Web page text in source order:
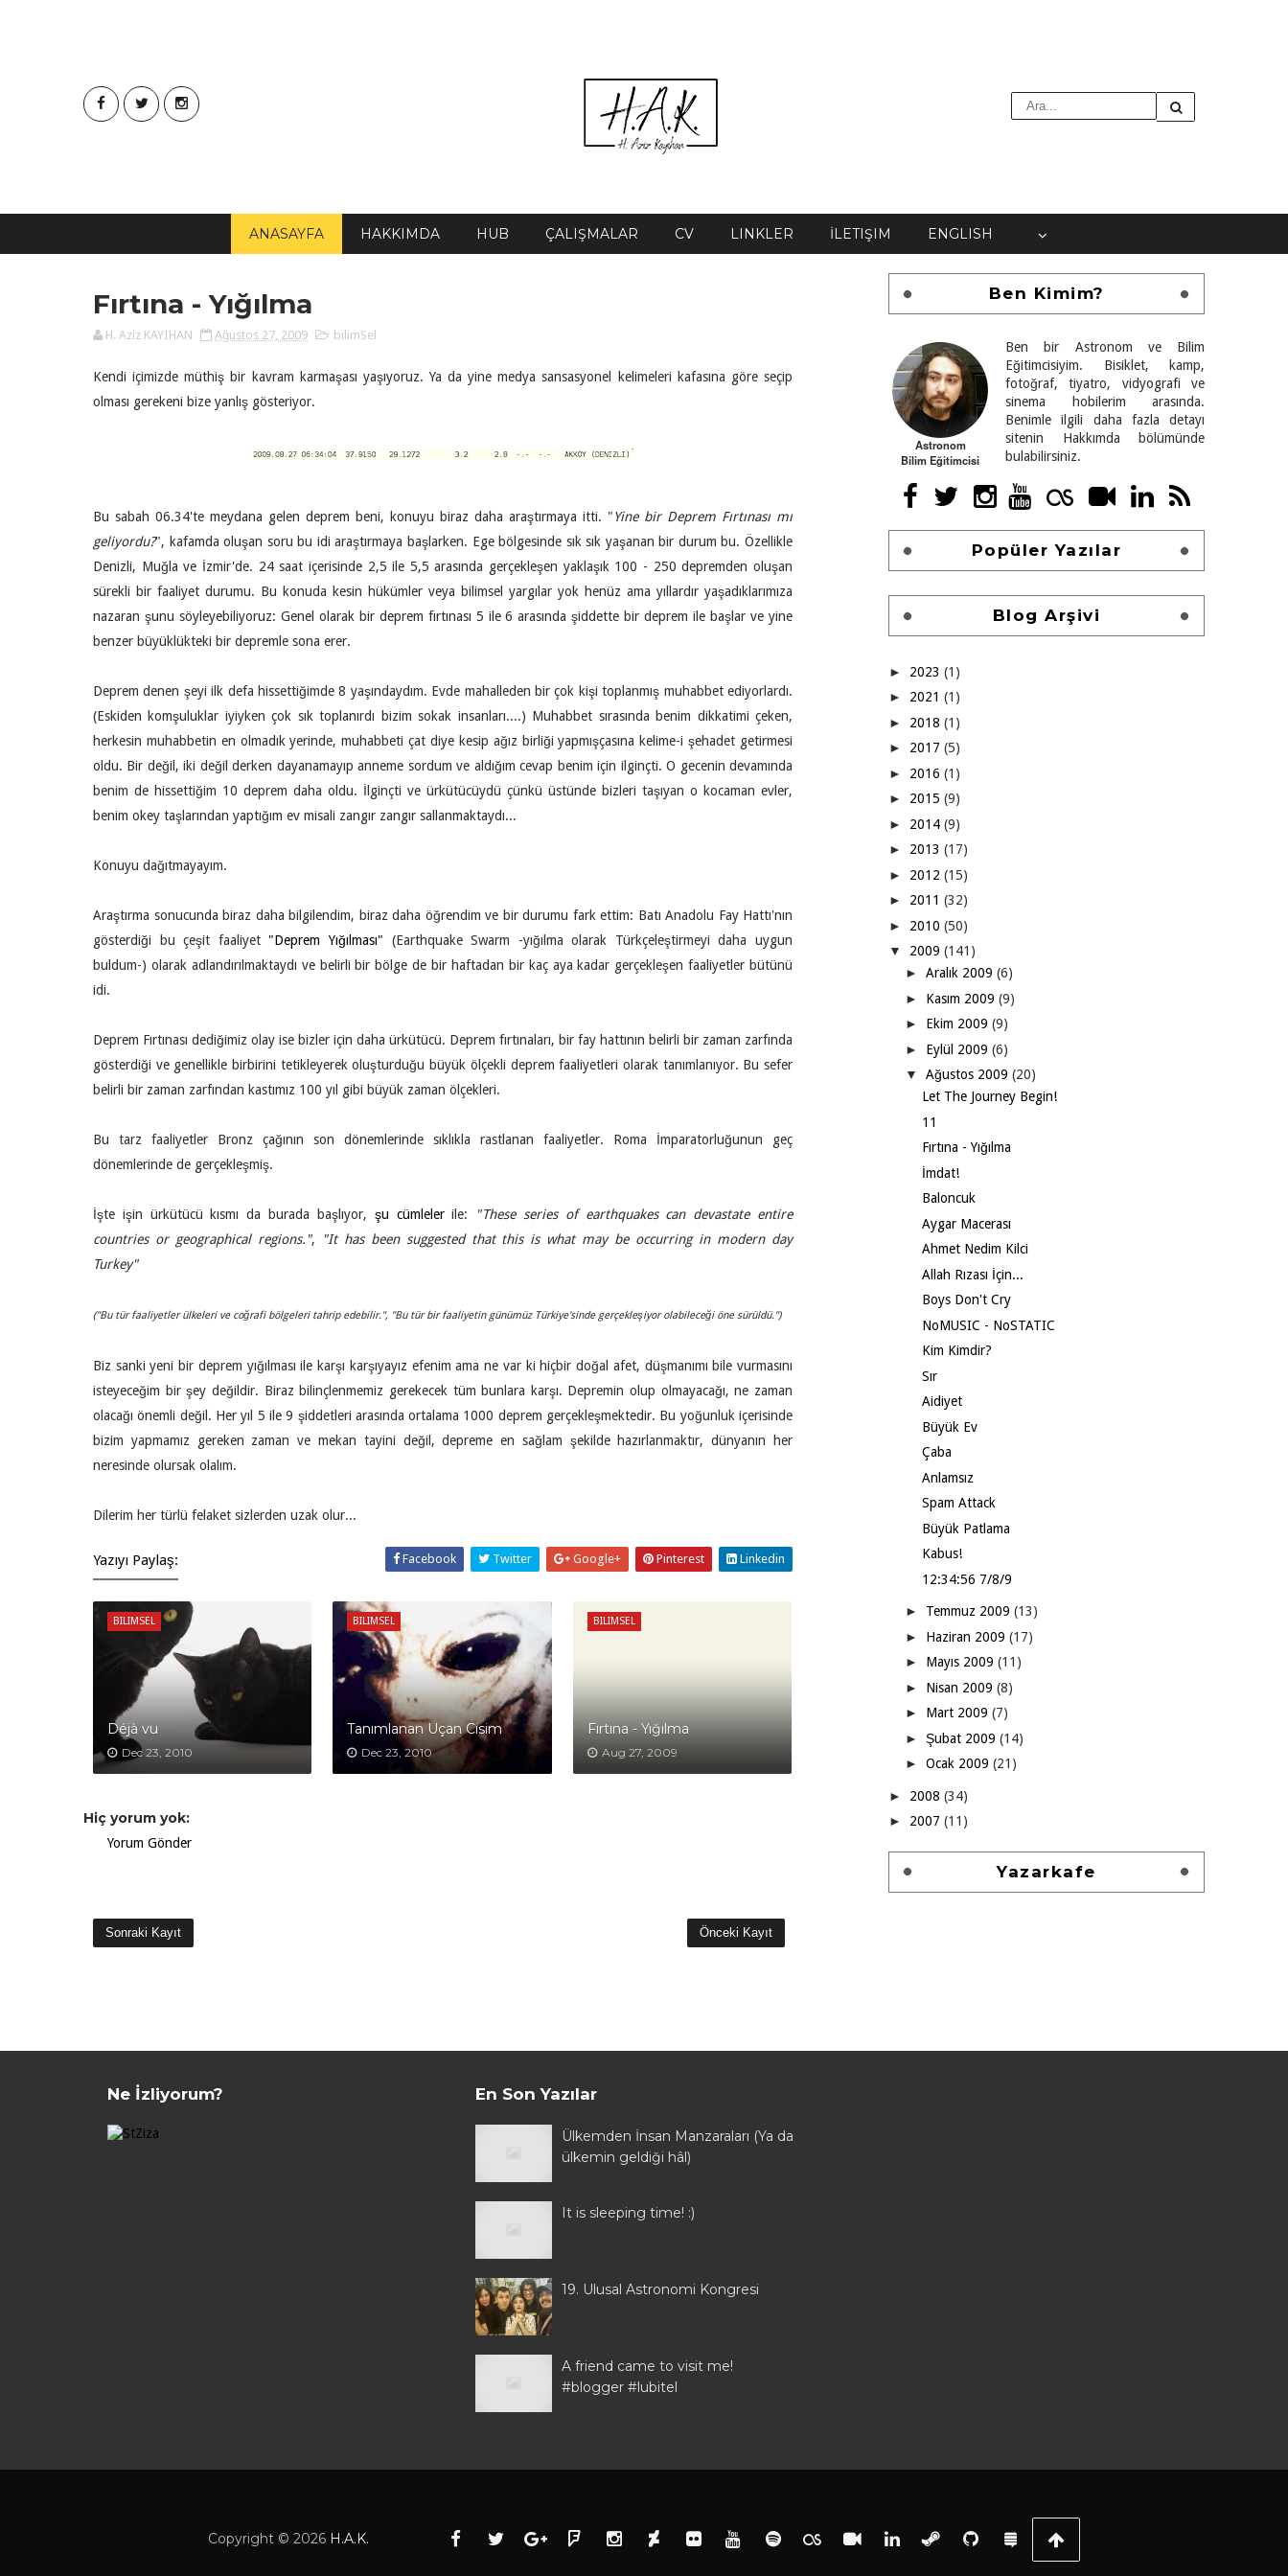
ANASAYFA HAKKIMDA HUB ÇALIŞMALAR CV LINKLER İLETIŞIM ENGLISH
Fırtına - Yığılma
H. Aziz KAYIHAN Ağustos 27, 2009 bilimSel
Kendi içimizde müthiş bir kavram karmaşası yaşıyoruz. Ya da yine medya sansasyonel kelimeleri kafasına göre seçip
olması gerekeni bize yanlış gösteriyor.
Bu sabah 06.34'te meydana gelen deprem beni, konuyu biraz daha araştırmaya itti. "Yine bir Deprem Fırtınası mı
geliyordu?", kafamda oluşan soru bu idi araştırmaya başlarken. Ege bölgesinde sık sık yaşanan bir durum bu. Özellikle
Denizli, Muğla ve İzmir'de. 24 saat içerisinde 2,5 ile 5,5 arasında gerçekleşen yaklaşık 100 - 250 depremden oluşan
sürekli bir faaliyet durumu. Bu konuda kesin hükümler veya bilimsel yargılar yok henüz ama yıllardır yaşadıklarımıza
nazaran şunu söyleyebiliyoruz: Genel olarak bir deprem fırtınası 5 ile 6 arasında şiddette bir deprem ile başlar ve yine
benzer büyüklükteki bir depremle sona erer.
Deprem denen şeyi ilk defa hissettiğimde 8 yaşındaydım. Evde mahalleden bir çok kişi toplanmış muhabbet ediyorlardı.
(Eskiden komşuluklar iyiyken çok sık toplanırdı bizim sokak insanları....) Muhabbet sırasında benim dikkatimi çeken,
herkesin muhabbetin en olmadık yerinde, muhabbeti çat diye kesip ağız birliği yapmışçasına kelime-i şehadet getirmesi
oldu. Bir değil, iki değil derken dayanamayıp anneme sordum ve aldığım cevap benim için ilginçti. O gecenin devamında
benim de hissettiğim 10 deprem daha oldu. İlginçti ve ürkütücüydü çünkü üstünde bizleri taşıyan o kocaman evler,
benim okey taşlarından yaptığım ev misali zangır zangır sallanmaktaydı...
Konuyu dağıtmayayım.
Araştırma sonucunda biraz daha bilgilendim, biraz daha öğrendim ve bir durumu fark ettim: Batı Anadolu Fay Hattı'nın
gösterdiği bu çeşit faaliyet "Deprem Yığılması" (Earthquake Swarm -yığılma olarak Türkçeleştirmeyi daha uygun
buldum-) olarak adlandırılmaktaydı ve belirli bir bölge de bir haftadan bir kaç aya kadar gerçekleşen faaliyetler bütünü
idi.
Deprem Fırtınası dediğimiz olay ise bizler için daha ürkütücü. Deprem fırtınaları, bir fay hattının belirli bir zaman zarfında
gösterdiği ve genellikle birbirini tetikleyerek oluşturduğu büyük ölçekli deprem faaliyetleri olarak tanımlanıyor. Bu sefer
belirli bir zaman zarfından kastımız 100 yıl gibi büyük zaman ölçekleri.
Bu tarz faaliyetler Bronz çağının son dönemlerinde sıklıkla rastlanan faaliyetler. Roma İmparatorluğunun geç
dönemlerinde de gerçekleşmiş.
İşte işin ürkütücü kısmı da burada başlıyor, şu cümlelerile:
"These series of earthquakes can devastate entire
countries or geographical regions.",
"It has been suggested that this is what may be occurring in modern day
Turkey"
("Bu tür faaliyetler ülkeleri ve coğrafi bölgeleri tahrip edebilir.", "Bu tür bir faaliyetin günümüz Türkiye'sinde gerçekleşiyor olabileceği öne sürüldü.")
Biz sanki yeni bir deprem yığılması ile karşı karşıyayız efenim ama ne var ki hiçbir doğal afet, düşmanımı bile vurmasını
isteyeceğim bir şey değildir. Biraz bilinçlenmemiz gerekecek tüm bunlara karşı. Depremin olup olmayacağı, ne zaman
olacağı önemli değil. Her yıl 5 ile 9 şiddetleri arasında ortalama 1000 deprem gerçekleşmektedir. Bu yoğunluk içerisinde
bizim yapmamız gereken zaman ve mekan tayini değil, depreme en sağlam şekilde hazırlanmaktır, dünyanın her
neresinde olursak olalım.
Dilerim her türlü felaket sizlerden uzak olur...
Yazıyı Paylaş: Facebook Twitter Google+ Pinterest Linkedin
BILIMSEL
Déjà vu
Dec 23, 2010
BILIMSEL
Tanımlanan Uçan Cisim
Dec 23, 2010
BILIMSEL
Fırtına - Yığılma
Aug 27, 2009
Hiç yorum yok:
Yorum Gönder
Sonraki Kayıt Önceki Kayıt
Ben Kimim?
Astronom
Bilim Eğitimcisi
Ben bir Astronom ve Bilim
Eğitimcisiyim. Bisiklet, kamp,
fotoğraf, tiyatro, vidyografi ve
sinema hobilerim arasında.
Benimle ilgili daha fazla detayı
sitenin Hakkımda bölümünde
bulabilirsiniz.
Popüler Yazılar
Blog Arşivi
► 2023 (1)
► 2021 (1)
► 2018 (1)
► 2017 (5)
► 2016 (1)
► 2015 (9)
► 2014 (9)
► 2013 (17)
► 2012 (15)
► 2011 (32)
► 2010 (50)
▼ 2009 (141)
► Aralık 2009 (6)
► Kasım 2009 (9)
► Ekim 2009 (9)
► Eylül 2009 (6)
▼ Ağustos 2009 (20)
Let The Journey Begin!
11
Fırtına - Yığılma
İmdat!
Baloncuk
Aygar Macerası
Ahmet Nedim Kilci
Allah Rızası İçin...
Boys Don't Cry
NoMUSIC - NoSTATIC
Kim Kimdir?
Sır
Aidiyet
Büyük Ev
Çaba
Anlamsız
Spam Attack
Büyük Patlama
Kabus!
12:34:56 7/8/9
► Temmuz 2009 (13)
► Haziran 2009 (17)
► Mayıs 2009 (11)
► Nisan 2009 (8)
► Mart 2009 (7)
► Şubat 2009 (14)
► Ocak 2009 (21)
► 2008 (34)
► 2007 (11)
Yazarkafe
Ne İzliyorum? En Son Yazılar
Ülkemden İnsan Manzaraları (Ya da
ülkemin geldiği hâl)
It is sleeping time! :)
19. Ulusal Astronomi Kongresi
A friend came to visit me!
#blogger #lubitel
Copyright ©2026 H.A.K.